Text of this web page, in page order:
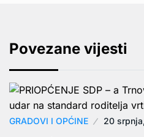
Povezane vijesti
GRADOVI I OPĆINE 20